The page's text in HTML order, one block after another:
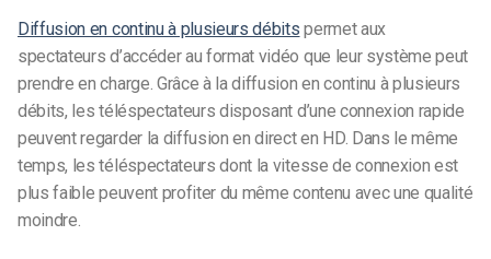
Diffusion en continu à plusieurs débits permet aux
spectateurs d’accéder au format vidéo que leur système peut
prendre en charge. Grâce à la diffusion en continu à plusieurs
débits, les téléspectateurs disposant d’une connexion rapide
peuvent regarder la diffusion en direct en HD. Dans le même
temps, les téléspectateurs dont la vitesse de connexion est
plus faible peuvent profiter du même contenu avec une qualité
moindre.